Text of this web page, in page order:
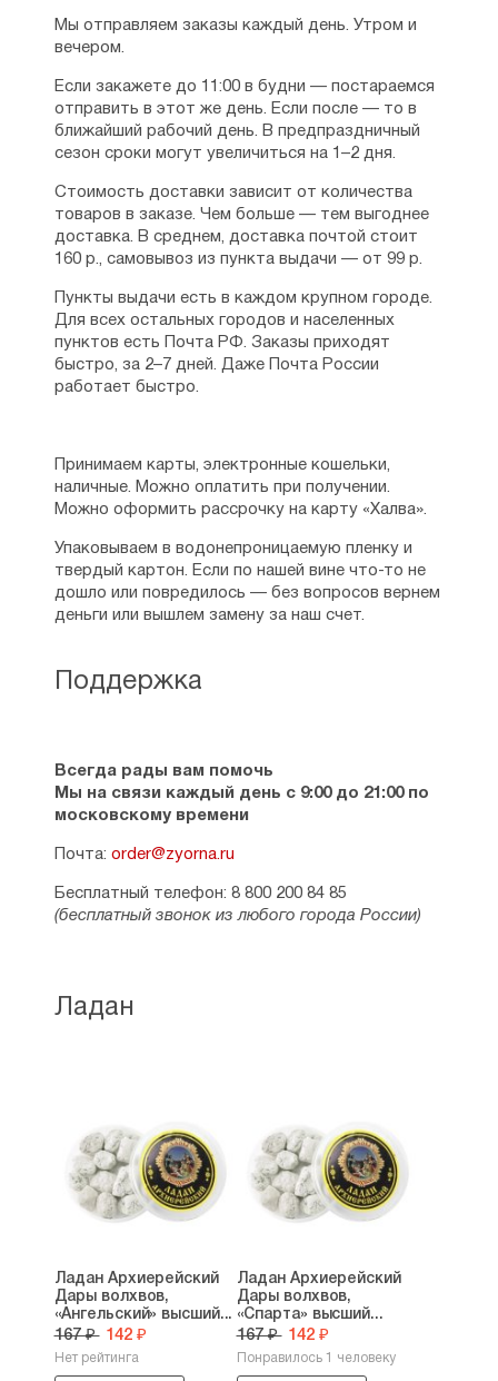
Поддержка
Всегда рады вам помочь
Мы на связи каждый день с 9:00 до 21:00 по
московскому времени
Почта: order@zyorna.ru
Бесплатный телефон: 8 800 200 84 85
(бесплатный звонок из любого города России)
Мы отправляем заказы каждый день. Утром и
вечером.
Если закажете до 11:00 в будни — постараемся
отправить в этот же день. Если после — то в
ближайший рабочий день. В предпраздничный
сезон сроки могут увеличиться на 1–2 дня.
Стоимость доставки зависит от количества
товаров в заказе. Чем больше — тем выгоднее
доставка. В среднем, доставка почтой стоит
160 р., самовывоз из пункта выдачи — от 99 р.
Пункты выдачи есть в каждом крупном городе.
Для всех остальных городов и населенных
пунктов есть Почта РФ. Заказы приходят
быстро, за 2–7 дней. Даже Почта России
работает быстро.
Принимаем карты, электронные кошельки,
наличные. Можно оплатить при получении.
Можно оформить рассрочку на карту «Халва».
Упаковываем в водонепроницаемую пленку и
твердый картон. Если по нашей вине что-то не
дошло или повредилось — без вопросов вернем
деньги или вышлем замену за наш счет.
Ладан
Ладан Архиерейский
Дары волхвов,
«Ангельский» высший...
167 ₽ 142 ₽
Нет рейтинга
Ладан Архиерейский
Дары волхвов,
«Спарта» высший...
167 ₽ 142 ₽
Понравилось 1 человеку